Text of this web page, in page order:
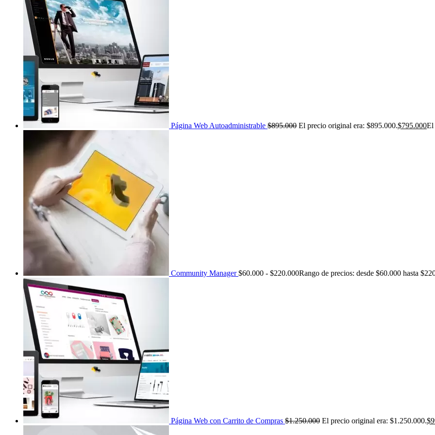
Página Web Autoadministrable $895.000 El precio original era: $895.000.$795.000El
Community Manager $60.000 - $220.000Rango de precios: desde $60.000 hasta
Página Web con Carrito de Compras $1.250.000 El precio original era: $1.250.000.$